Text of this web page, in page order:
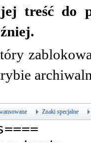
jej treść do
Znaki specjalne